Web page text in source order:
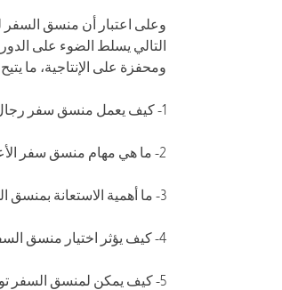
وعلى اعتبار أن منسق السفر
التالي يسلط الضوء على
ومحفزة على الإنتاجية، ما
1- كيف يعمل منسق سفر رجال الأعمال؟
2- ما هي مهام منسق سفر الأعمال؟
3- ما أهمية الاستعانة بمنسق السفر بالنسبة لرجال الأعمال؟
4- كيف يؤثر اختيار منسق السفر على رحلات العمل؟
5- كيف يمكن لمنسق السفر توفير المال بالنسبة لرجال الأعمال؟